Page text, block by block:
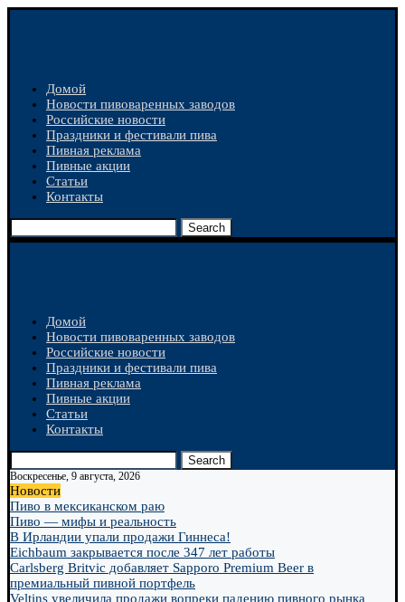
Домой
Новости пивоваренных заводов
Российские новости
Праздники и фестивали пива
Пивная реклама
Пивные акции
Статьи
Контакты
Search
Домой
Новости пивоваренных заводов
Российские новости
Праздники и фестивали пива
Пивная реклама
Пивные акции
Статьи
Контакты
Search
Воскресенье, 9 августа, 2026
Новости
Пиво в мексиканском раю
Пиво — мифы и реальность
В Ирландии упали продажи Гиннеса!
Eichbaum закрывается после 347 лет работы
Carlsberg Britvic добавляет Sapporo Premium Beer в
премиальный пивной портфель
Veltins увеличила продажи вопреки падению пивного рынка